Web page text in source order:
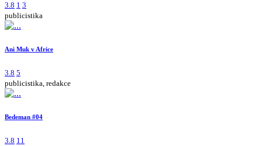
3.8 1 3
publicistika
Ani Muk v Africe
3.8 5
publicistika, redakce
Bedeman #04
3.8 11